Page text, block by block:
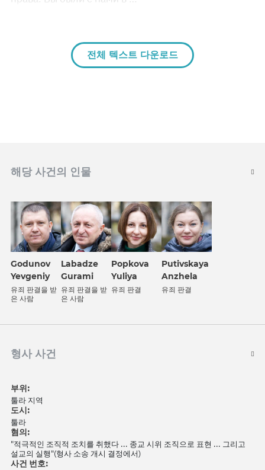
전체 텍스트 다운로드
해당 사건의 인물
Godunov
Yevgeniy
유죄 판결을 받
은 사람
Labadze
Gurami
유죄 판결을 받
은 사람
Popkova
Yuliya
유죄 판결
Putivskaya
Anzhela
유죄 판결
형사 사건
부위:
툴라 지역
도시:
툴라
혐의:
"적극적인 조직적 조치를 취했다 ... 종교 시위 조직으로 표현 ... 그리고
설교의 실행"(형사 소송 개시 결정에서)
사건 번호: